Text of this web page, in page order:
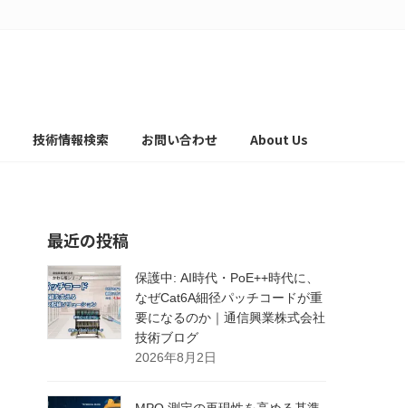
技術情報検索 お問い合わせ About Us
最近の投稿
保護中: AI時代・PoE++時代に、
なぜCat6A細径パッチコードが重
要になるのか｜通信興業株式会社
技術ブログ
2026年8月2日